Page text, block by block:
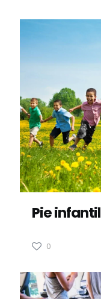
Pie infantil
0